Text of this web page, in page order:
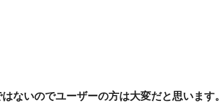
ないのでユーザーの方は大変だと思います。